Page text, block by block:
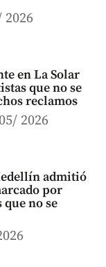
2026
en La Solar
que no se
reclamos
2026
admitió
por
no se